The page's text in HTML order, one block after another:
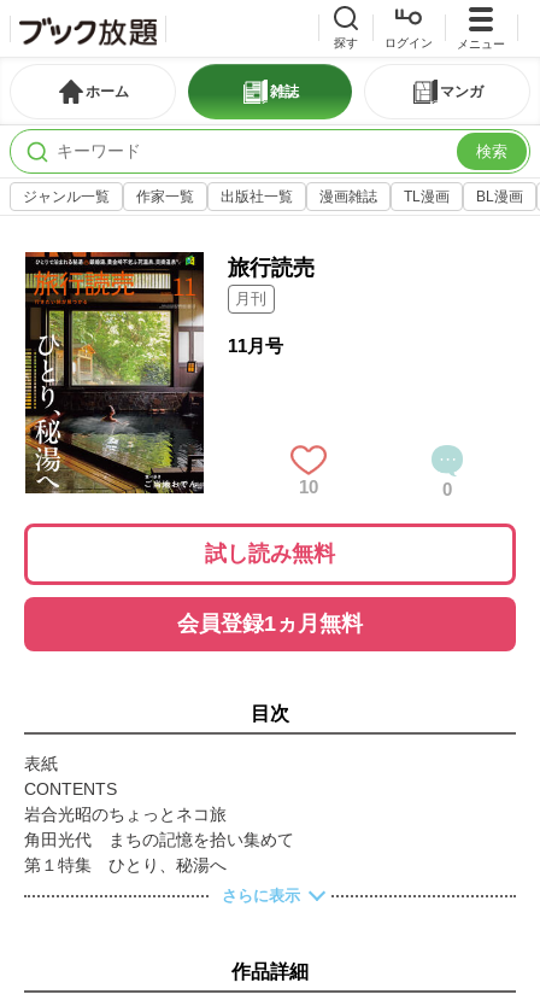
探す ログイン メニュー
ホーム 雑誌 マンガ
検索
ジャンル一覧 作家一覧 出版社一覧 漫画雑誌 TL漫画 BL漫画
旅行読売
月刊
11月号
10 0
試し読み無料
会員登録1ヵ月無料
目次
表紙
CONTENTS
岩合光昭のちょっとネコ旅
角田光代 まちの記憶を拾い集めて
第１特集 ひとり、秘湯へ
森を歩いてたどり着く“隠し湯”を巡る 銀婚湯 ◉上の湯温泉・
湯の瀬旅館 ◉湯の瀬温泉・山形 奥つちゆ元湯 秘湯 川上温泉
◉奥土湯川上温泉・福島
さらに表示
作品詳細